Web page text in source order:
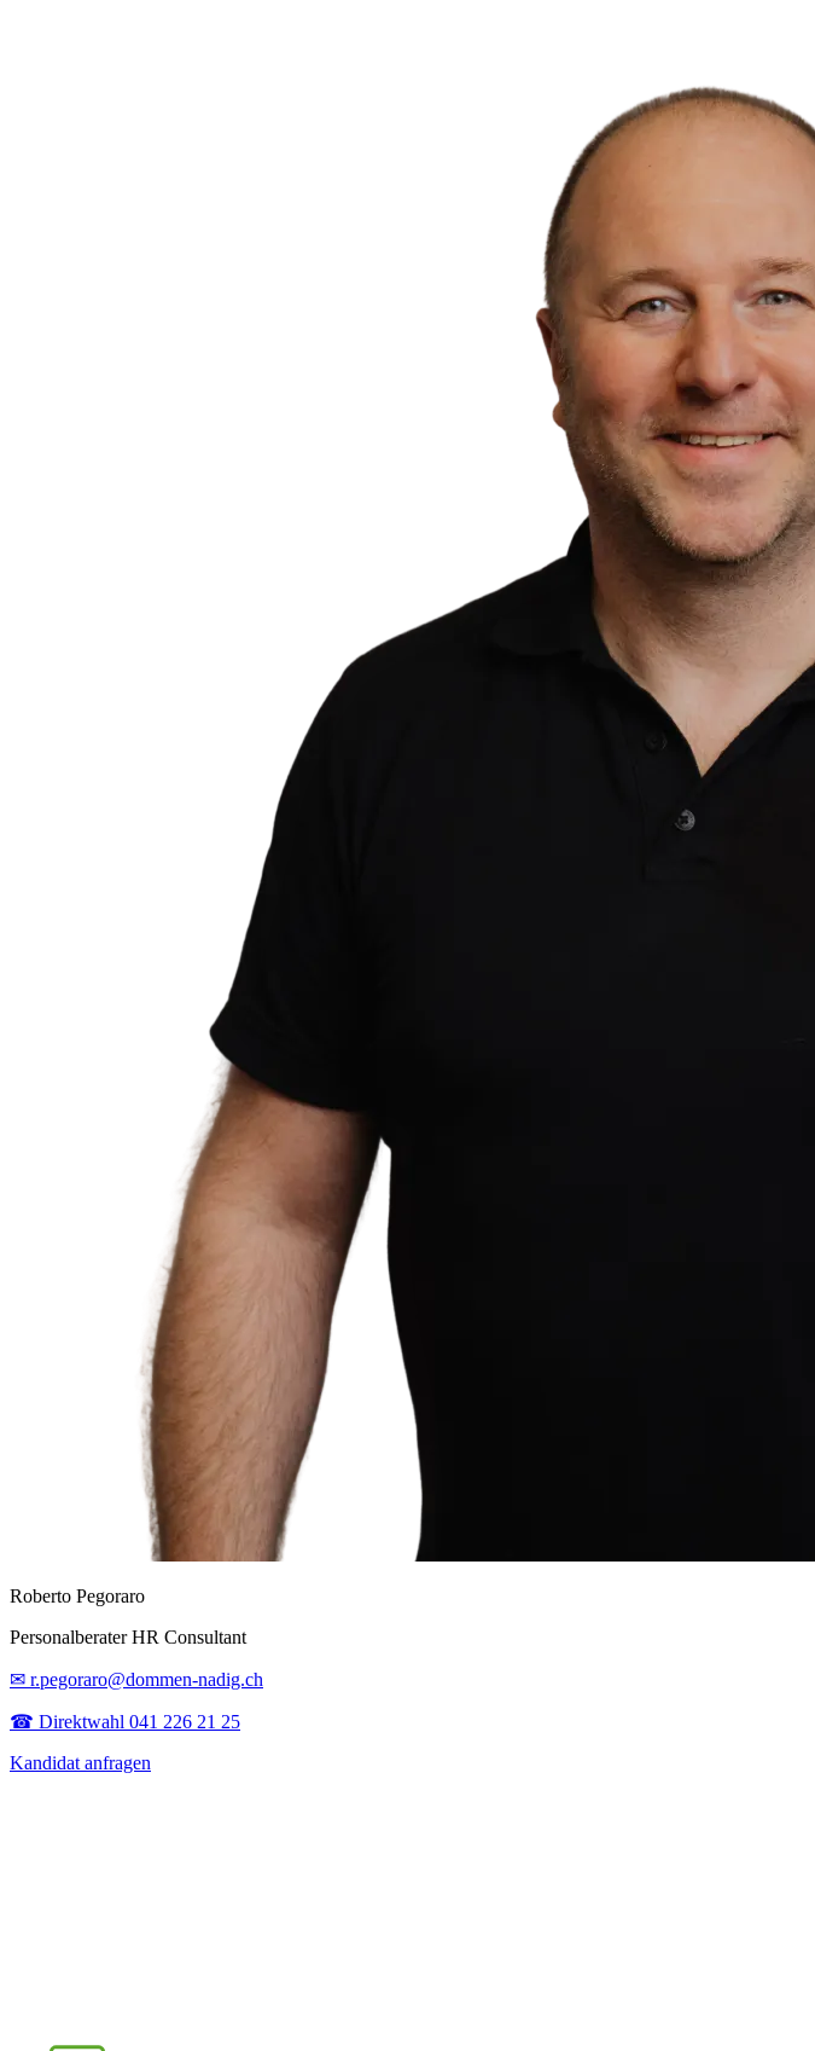
Roberto Pegoraro
Personalberater HR Consultant
✉ r.pegoraro@dommen-nadig.ch
☎ Direktwahl 041 226 21 25
Kandidat anfragen